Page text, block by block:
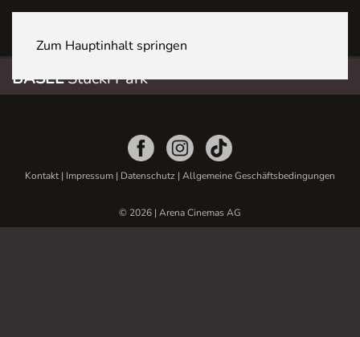
Zum Hauptinhalt springen
BASELStücki Park
Kontakt| Impressum | Datenschutz | Allgemeine Geschäftsbedingungen
© 2026 | Arena Cinemas AG